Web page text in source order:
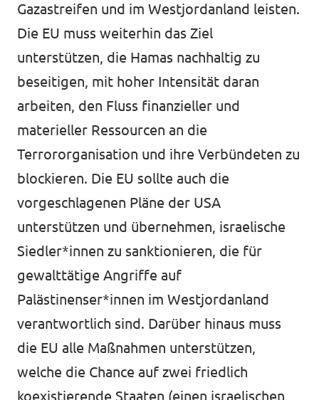
Gazastreifen und im Westjordanland leisten.
Die EU muss weiterhin das Ziel
unterstützen, die Hamas nachhaltig zu
beseitigen, mit hoher Intensität daran
arbeiten, den Fluss finanzieller und
materieller Ressourcen an die
Terrororganisation und ihre Verbündeten zu
blockieren. Die EU sollte auch die
vorgeschlagenen Pläne der USA
unterstützen und übernehmen, israelische
Siedler*innen zu sanktionieren, die für
gewalttätige Angriffe auf
Palästinenser*innen im Westjordanland
verantwortlich sind. Darüber hinaus muss
die EU alle Maßnahmen unterstützen,
welche die Chance auf zwei friedlich
koexistierende Staaten (einen israelischen